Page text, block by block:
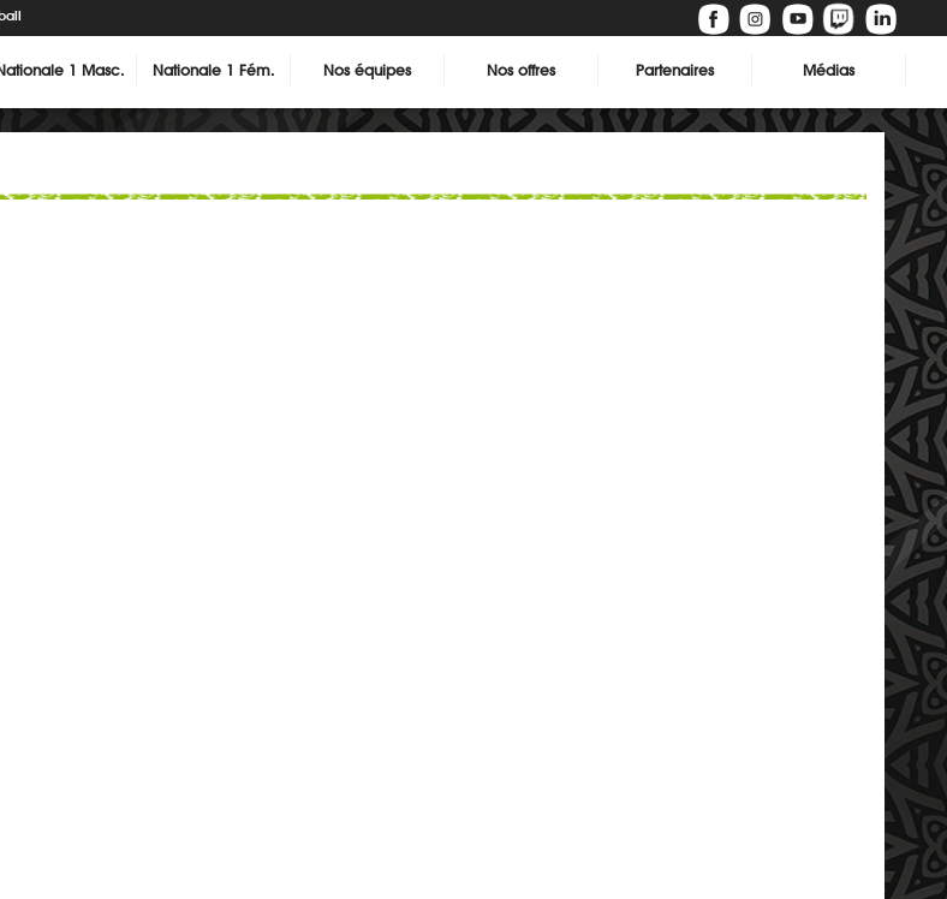
1 Masc. Nationale 1 Fém. Nos équipes Nos offres Partenaires Médias